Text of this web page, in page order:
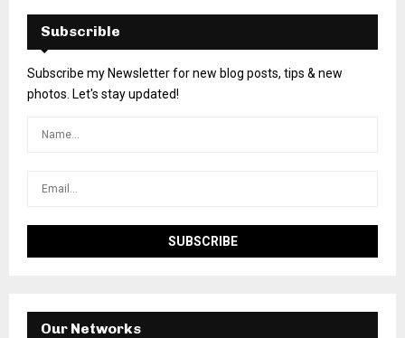
Subscrible
Subscribe my Newsletter for new blog posts, tips & new
photos. Let's stay updated!
Our Networks